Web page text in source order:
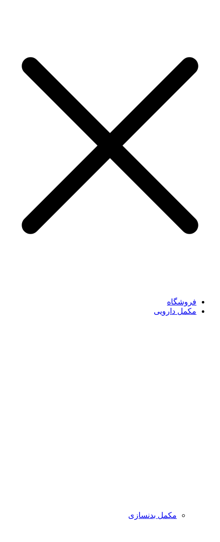
فروشگاه
مکمل دارویی
مکمل بدنسازی